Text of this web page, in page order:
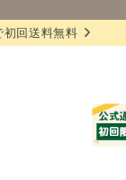
初回送料無料